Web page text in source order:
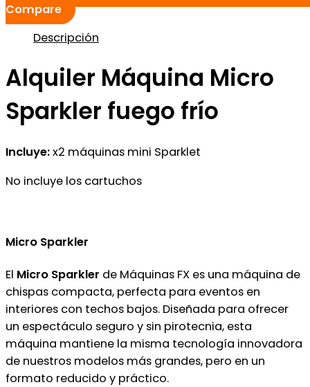
Compare
Descripción
Alquiler Máquina Micro
Sparkler fuego frío
Incluye:x2 máquinas mini Sparklet
No incluye los cartuchos
Micro Sparkler
El Micro Sparkler de Máquinas FX es una máquina de
chispas compacta, perfecta para eventos en
interiores con techos bajos. Diseñada para ofrecer
un espectáculo seguro y sin pirotecnia, esta
máquina mantiene la misma tecnología innovadora
de nuestros modelos más grandes, pero en un
formato reducido y práctico.